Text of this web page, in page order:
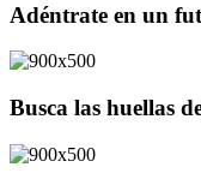
Adéntrate en un
Busca las huellas